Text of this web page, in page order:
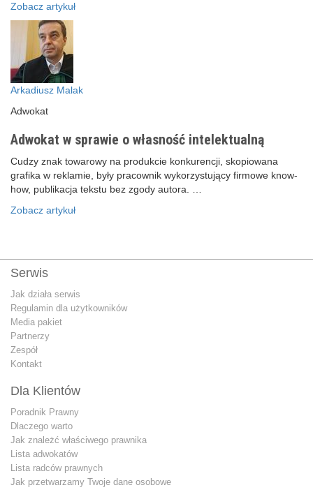
Zobacz artykuł
Arkadiusz Malak
Adwokat
Adwokat w sprawie o własność intelektualną
Cudzy znak towarowy na produkcie konkurencji, skopiowana
grafika w reklamie, były pracownik wykorzystujący firmowe know-
how, publikacja tekstu bez zgody autora. …
Zobacz artykuł
Serwis
Jak działa serwis
Regulamin dla użytkowników
Media pakiet
Partnerzy
Zespół
Kontakt
Dla Klientów
Poradnik Prawny
Dlaczego warto
Jak znależć właściwego prawnika
Lista adwokatów
Lista radców prawnych
Jak przetwarzamy Twoje dane osobowe